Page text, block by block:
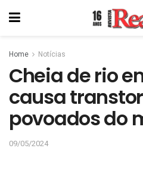
Home Notícias
Cheia de rio
causa
povoados do
09/05/2024